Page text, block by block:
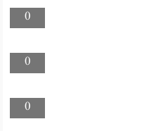
0
0
0